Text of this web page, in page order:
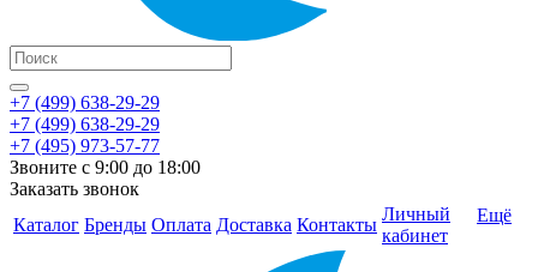
+7 (499) 638-29-29
+7 (499) 638-29-29
+7 (495) 973-57-77
Звоните с 9:00 до 18:00
Заказать звонок
Каталог Бренды Оплата Доставка Контакты
Личный
кабинет
Ещё